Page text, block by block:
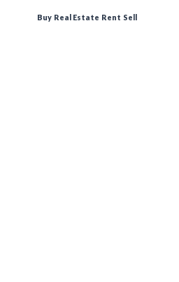
Buy Real Estate Rent Sell